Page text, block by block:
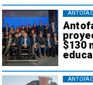
$130